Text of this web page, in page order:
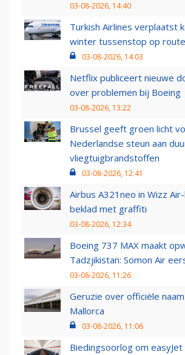
03-08-2026, 14:40
Turkish Airlines verplaatst
winter tussenstop op
03-08-2026, 14:03
Netflix publiceert nieuwe
over problemen bij Boeing
03-08-2026, 13:22
Brussel geeft groen licht
Nederlandse steun aan
vliegtuigbrandstoffen
03-08-2026, 12:41
Airbus A321neo in Wizz
beklad met graffiti
03-08-2026, 12:34
Boeing 737 MAX maakt
Tadzjikistan: Somon Air
03-08-2026, 11:26
Geruzie over officiële
Mallorca
03-08-2026, 11:06
Biedingsoorlog om